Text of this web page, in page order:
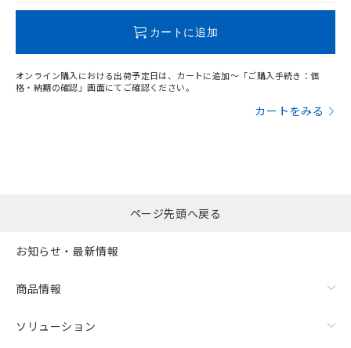
カートに追加
オンライン購入における出荷予定日は、カートに追加～「ご購入手続き：価
格・納期の確認」画面にてご確認ください。
カートをみる
ページ先頭へ戻る
お知らせ・最新情報
商品情報
ソリューション